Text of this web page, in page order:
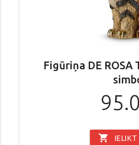
Figūriņa DE ROSA
shopping_cart